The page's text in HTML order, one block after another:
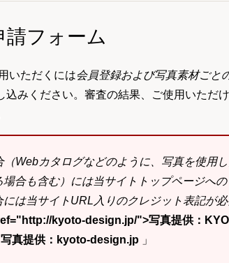
請フォーム
いただくには会員登録および写真素材ごと
込みください。審査の結果、ご使用いただ
Webカタログなどのように、写真を使用
場合も含む）には当サイトトップページへ
は当サイトURL入りのクレジット表記が必
kyoto-design.jp/">写真提供：
写真提供：kyoto-design.jp 」